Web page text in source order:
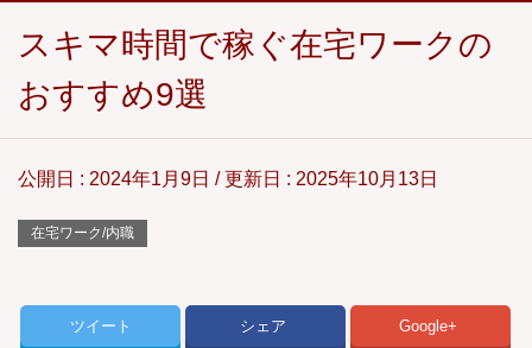
スキマ時間で稼ぐ在宅ワークの
おすすめ9選
公開日 : 2024年1月9日 / 更新日 : 2025年10月13日
在宅ワーク/内職
ツイート シェア Google+